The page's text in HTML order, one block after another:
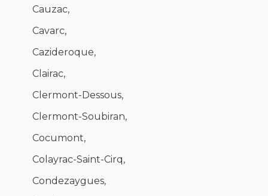
Cauzac,
Cavarc,
Cazideroque,
Clairac,
Clermont-Dessous,
Clermont-Soubiran,
Cocumont,
Colayrac-Saint-Cirq,
Condezaygues,